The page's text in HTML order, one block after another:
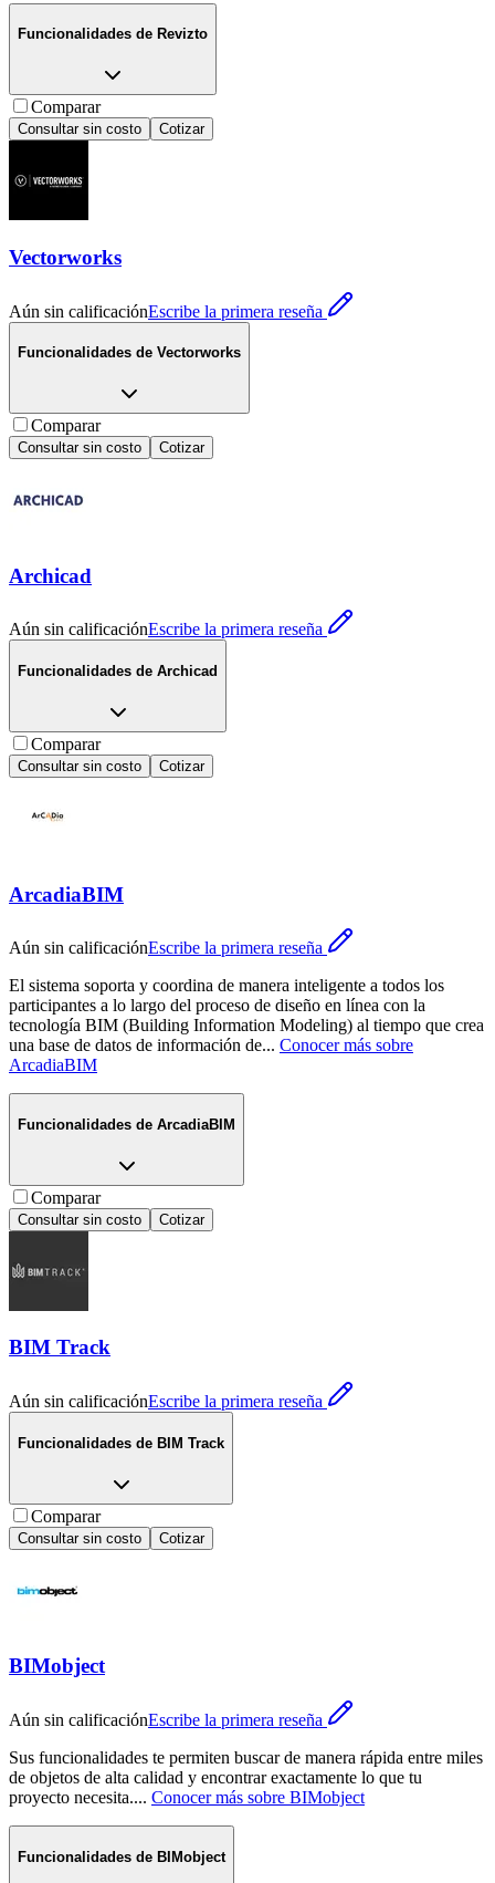
Funcionalidades de Revizto
Comparar
Consultar sin costo Cotizar
Vectorworks
Aún sin calificaciónEscribe la primera reseña
Funcionalidades de Vectorworks
Comparar
Consultar sin costo Cotizar
Archicad
Aún sin calificaciónEscribe la primera reseña
Funcionalidades de Archicad
Comparar
Consultar sin costo Cotizar
ArcadiaBIM
Aún sin calificaciónEscribe la primera reseña
El sistema soporta y coordina de manera inteligente a todos los
participantes a lo largo del proceso de diseño en línea con la
tecnología BIM (Building Information Modeling) al tiempo que crea
una base de datos de información de... Conocer más sobre
ArcadiaBIM
Funcionalidades de ArcadiaBIM
Comparar
Consultar sin costo Cotizar
BIM Track
Aún sin calificaciónEscribe la primera reseña
Funcionalidades de BIM Track
Comparar
Consultar sin costo Cotizar
BIMobject
Aún sin calificaciónEscribe la primera reseña
Sus funcionalidades te permiten buscar de manera rápida entre miles
de objetos de alta calidad y encontrar exactamente lo que tu
proyecto necesita.... Conocer más sobre BIMobject
Funcionalidades de BIMobject